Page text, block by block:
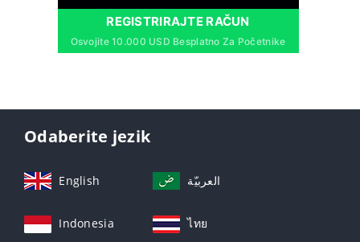
REGISTRIRAJTE RAČUN
Osvojite 10.000 USD Besplatno Za Početnike
Odaberite jezik
English العربيّة
Indonesia ไทย